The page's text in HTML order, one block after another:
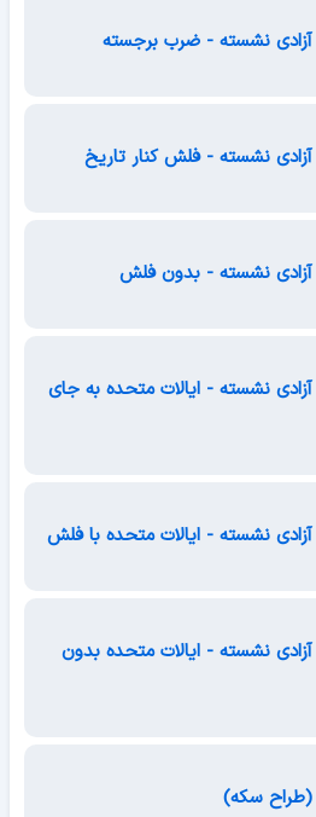
آزادی نشسته - ایالات متحده به جای
آزادی نشسته - ایالات متحده بدون